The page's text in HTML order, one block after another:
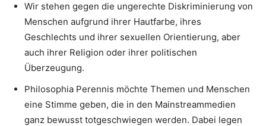
Wir stehen gegen die ungerechte Diskriminierung von
Menschen aufgrund ihrer Hautfarbe, ihres
Geschlechts und ihrer sexuellen Orientierung, aber
auch ihrer Religion oder ihrer politischen
Überzeugung.
Philosophia Perennis möchte Themen und Menschen
eine Stimme geben, die in den Mainstreammedien
ganz bewusst totgeschwiegen werden. Dabei legen